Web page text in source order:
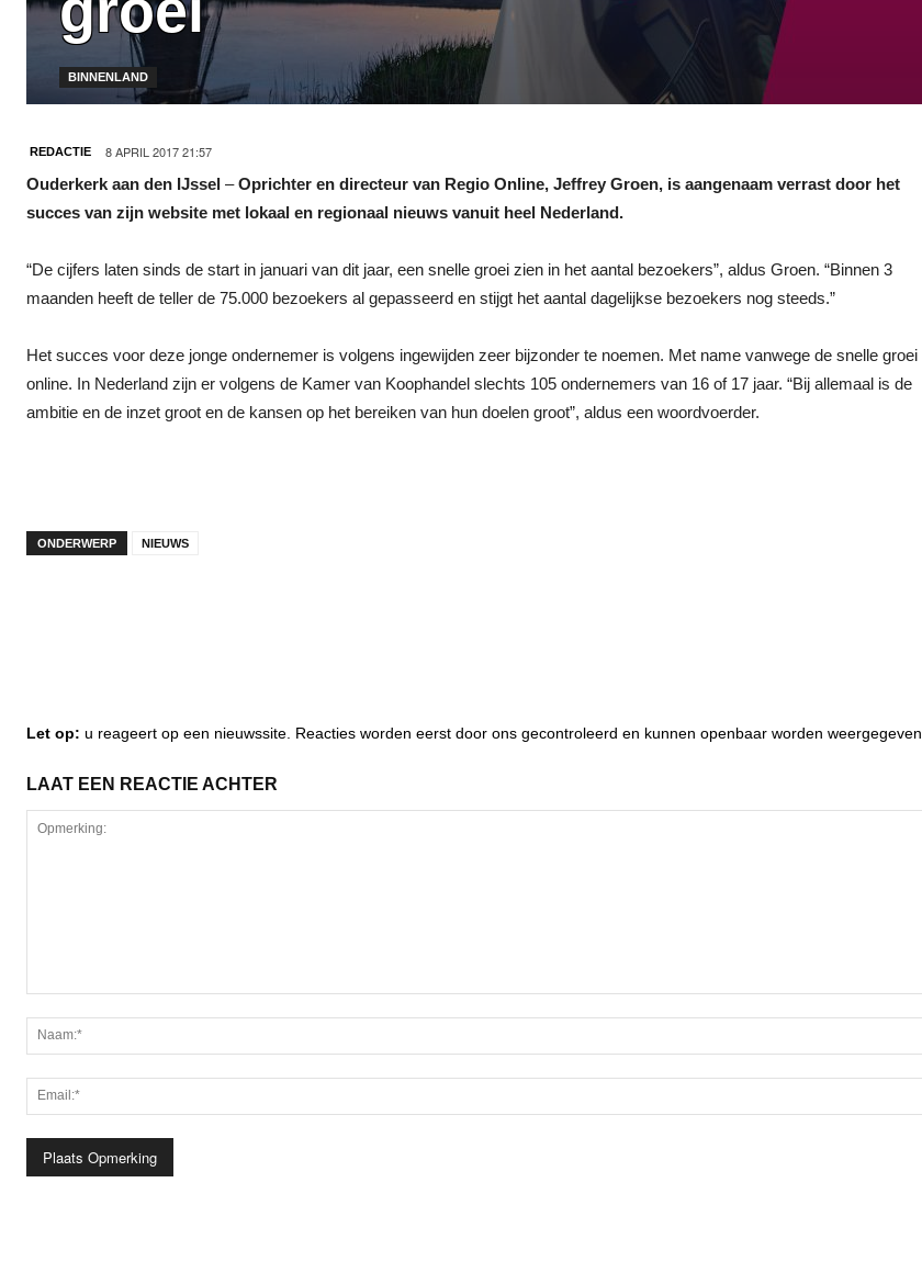
BINNENLAND
REDACTIE 8 APRIL 2017 21:57
Ouderkerk aan den IJssel –Oprichter en directeur van Regio Online, Jeffrey Groen, is aangenaam verrast door het
succes van zijn website met lokaal en regionaal nieuws vanuit heel Nederland.
“De cijfers laten sinds de start in januari van dit jaar, een snelle groei zien in het aantal bezoekers”, aldus Groen. “Binnen 3
maanden heeft de teller de 75.000 bezoekers al gepasseerd en stijgt het aantal dagelijkse bezoekers nog steeds.”
Het succes voor deze jonge ondernemer is volgens ingewijden zeer bijzonder te noemen. Met name vanwege de snelle groei
online. In Nederland zijn er volgens de Kamer van Koophandel slechts 105 ondernemers van 16 of 17 jaar. “Bij allemaal is de
ambitie en de inzet groot en de kansen op het bereiken van hun doelen groot”, aldus een woordvoerder.
ONDERWERP NIEUWS
Let op: u reageert op een nieuwssite. Reacties worden eerst door ons gecontroleerd en kunnen openbaar worden weergegeven.
LAAT EEN REACTIE ACHTER